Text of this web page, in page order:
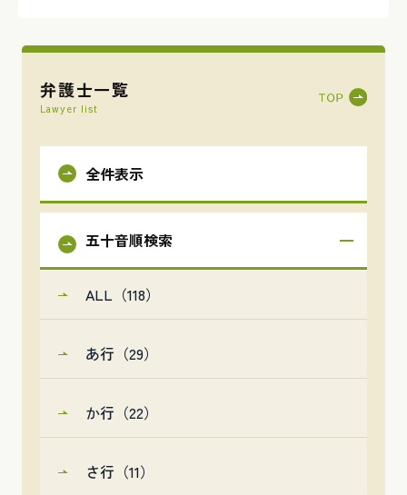
弁護士一覧
Lawyer list
全件表示
五十音順検索
ALL（118）
あ行（29）
か行（22）
さ行（11）